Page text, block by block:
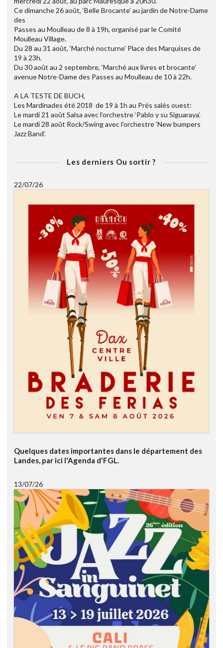
Ce dimanche 26 août, ‘Belle Brocante’ au jardin de Notre-Dame
des
Passes au Moulleau de 8 à 19h, organisé par le Comité
Moulleau Village.
Du 28 au 31 août, ‘Marché nocturne’ Place des Marquises de
19 à 23h.
Du 30 août au 2 septembre, ‘Marché aux livres et brocante’
avenue Notre-Dame des Passes au Moulleau de 10 à 22h.
A LA TESTE DE BUCH,
Les Mardinades été 2018 de 19 à 1h au Prés salés ouest:
Le mardi 21 août Salsa avec l’orchestre ‘Pablo y su Siguaraya’.
Le mardi 28 août Rock/Swing avec l’orchestre ‘New bumpers
Jazz Band’.
Les derniers Ou sortir ?
22/07/26
Quelques dates importantes dans le département des
Landes, par ici l'Agenda d'FGL.
13/07/26